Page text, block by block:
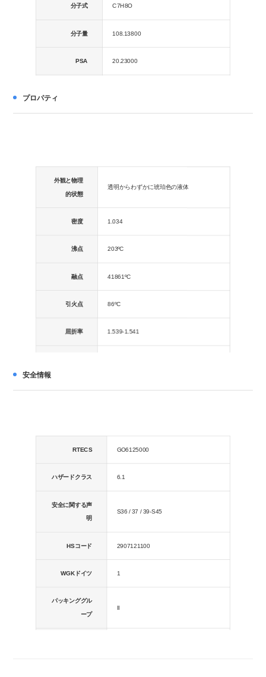
分子式 C7H8O
分子量 108.13800
PSA 20.23000
プロパティ
外観と物理
的状態
透明からわずかに琥珀色の液体
密度 1.034
沸点 203ºC
融点 41861ºC
引火点 86ºC
屈折率 1.539-1.541
蒸気圧 <1 mm Hg（20°C）
安全情報
RTECS GO6125000
ハザードクラス 6.1
安全に関する声
明
S36 / 37 / 39-S45
HSコード 2907121100
WGKドイツ 1
パッキンググル
ープ
II